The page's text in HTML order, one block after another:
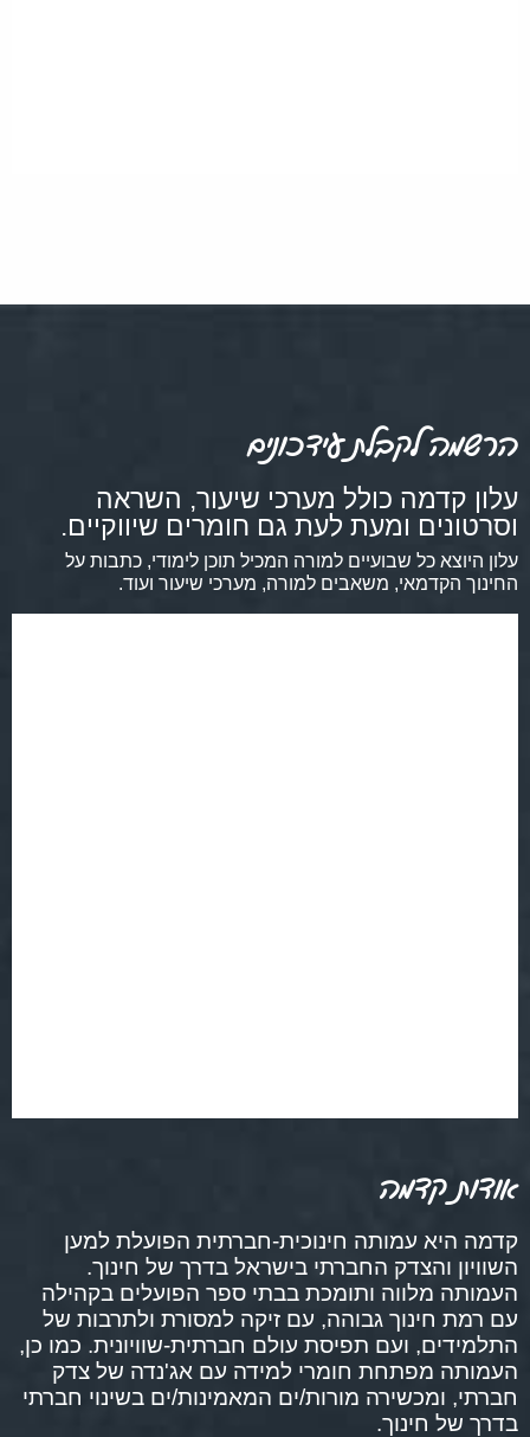
הרשמה לקבלת עידכונים
עלון קדמה כולל מערכי שיעור, השראה
וסרטונים ומעת לעת גם חומרים שיווקיים.
עלון היוצא כל שבועיים למורה המכיל תוכן לימודי, כתבות על
החינוך הקדמאי, משאבים למורה, מערכי שיעור ועוד.
אודות קדמה
קדמה היא עמותה חינוכית-חברתית הפועלת למען
השוויון והצדק החברתי בישראל בדרך של חינוך.
העמותה מלווה ותומכת בבתי ספר הפועלים בקהילה
עם רמת חינוך גבוהה, עם זיקה למסורת ולתרבות של
התלמידים, ועם תפיסת עולם חברתית-שוויונית. כמו כן,
העמותה מפתחת חומרי למידה עם אג'נדה של צדק
חברתי, ומכשירה מורות/ים המאמינות/ים בשינוי חברתי
בדרך של חינוך.